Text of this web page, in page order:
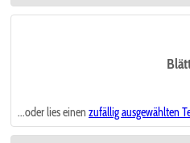
...oder lies einen zufällig ausgewählten